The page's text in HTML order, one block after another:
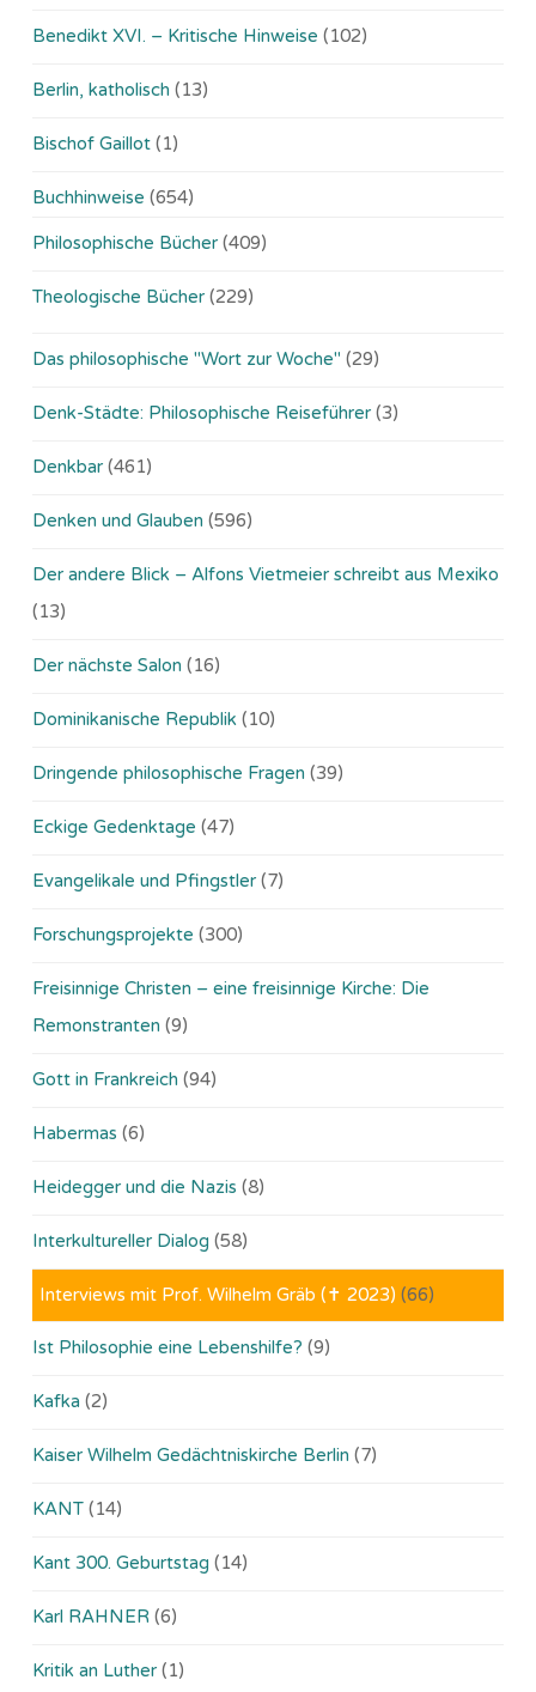
Benedikt XVI. – Kritische Hinweise (102)
Berlin, katholisch (13)
Bischof Gaillot (1)
Buchhinweise (654)
Philosophische Bücher (409)
Theologische Bücher (229)
Das philosophische "Wort zur Woche" (29)
Denk-Städte: Philosophische Reiseführer (3)
Denkbar (461)
Denken und Glauben (596)
Der andere Blick – Alfons Vietmeier schreibt aus Mexiko
(13)
Der nächste Salon (16)
Dominikanische Republik (10)
Dringende philosophische Fragen (39)
Eckige Gedenktage (47)
Evangelikale und Pfingstler (7)
Forschungsprojekte (300)
Freisinnige Christen – eine freisinnige Kirche: Die
Remonstranten (9)
Gott in Frankreich (94)
Habermas (6)
Heidegger und die Nazis (8)
Interkultureller Dialog (58)
Interviews mit Prof. Wilhelm Gräb (✝ 2023) (66)
Ist Philosophie eine Lebenshilfe? (9)
Kafka (2)
Kaiser Wilhelm Gedächtniskirche Berlin (7)
KANT (14)
Kant 300. Geburtstag (14)
Karl RAHNER (6)
Kritik an Luther (1)